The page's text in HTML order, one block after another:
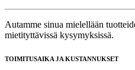
Autamme sinua mielellään
mietityttävissä kysymyksissä.
TOIMITUSAIKA JA KUSTANNUKSET